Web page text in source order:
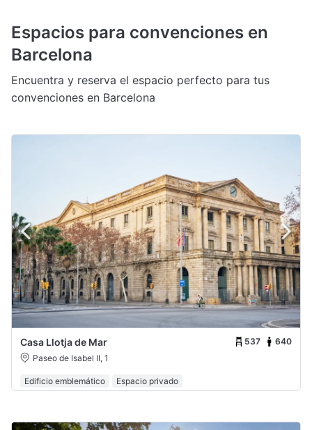
Espacios para convenciones en
Barcelona
Encuentra y reserva el espacio perfecto para tus
convenciones en Barcelona
Casa Llotja de Mar 537
640
Paseo de Isabel II, 1
Edificio emblemático Espacio privado